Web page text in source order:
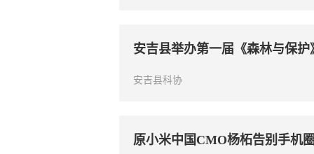
安吉县举办第一届《森林与保
安吉县科协
原小米中国CMO杨柘告别手机